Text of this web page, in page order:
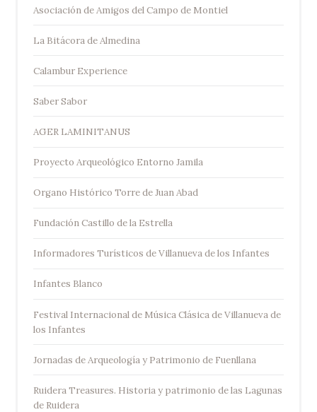
Asociación de Amigos del Campo de Montiel
La Bitácora de Almedina
Calambur Experience
Saber Sabor
AGER LAMINITANUS
Proyecto Arqueológico Entorno Jamila
Organo Histórico Torre de Juan Abad
Fundación Castillo de la Estrella
Informadores Turísticos de Villanueva de los Infantes
Infantes Blanco
Festival Internacional de Música Clásica de Villanueva de
los Infantes
Jornadas de Arqueología y Patrimonio de Fuenllana
Ruidera Treasures. Historia y patrimonio de las Lagunas
de Ruidera